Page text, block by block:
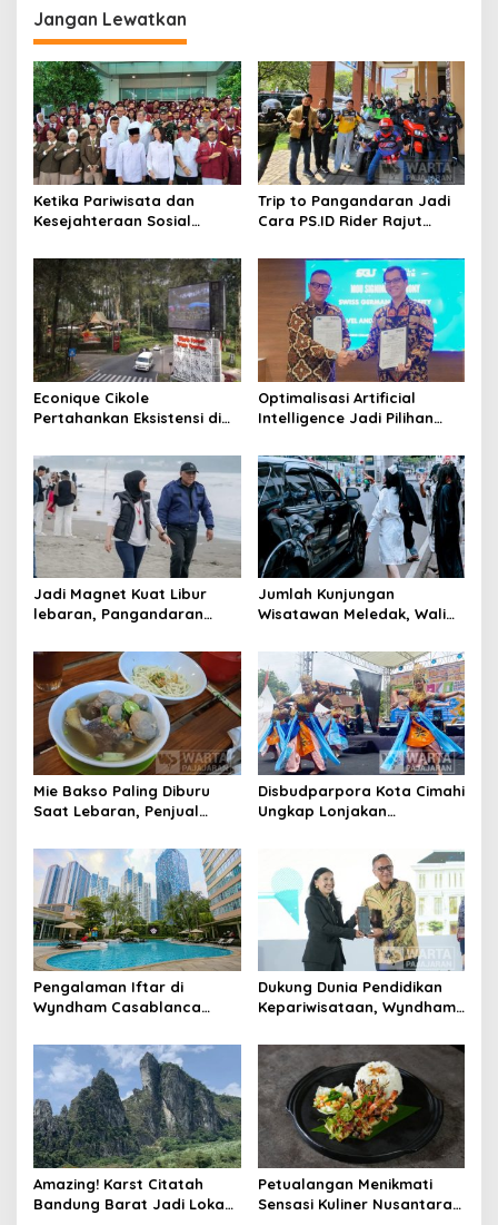
Jangan Lewatkan
Ketika Pariwisata dan
Kesejahteraan Sosial
Ketimpangan Pendidikan
Melalui Sekolah Rakyat
Trip to Pangandaran Jadi
Cara PS.ID Rider Rajut
Pajero Sport Indonesia
Econique Cikole
Pertahankan Eksistensi di
Wisatawan Melemah
Optimalisasi Artificial
Intelligence Jadi Pilihan
Pariwisata
Jadi Magnet Kuat Libur
lebaran, Pangandaran
Jumlah Kunjungan
Wisatawan Meledak, Wali
Capai Satu Juta
Mie Bakso Paling Diburu
Saat Lebaran, Penjual
Disbudparpora Kota Cimahi
Ungkap Lonjakan
Pengalaman Iftar di
Wyndham Casablanca
Penuh Kesan
Dukung Dunia Pendidikan
Kepariwisataan, Wyndham
Berikan Dua Room Mewah
Amazing! Karst Citatah
Bandung Barat Jadi Lokasi
Petualangan Menikmati
Sensasi Kuliner Nusantara,